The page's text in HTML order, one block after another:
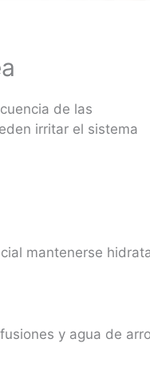
de las
irritar el sistema
mantenerse
y agua de